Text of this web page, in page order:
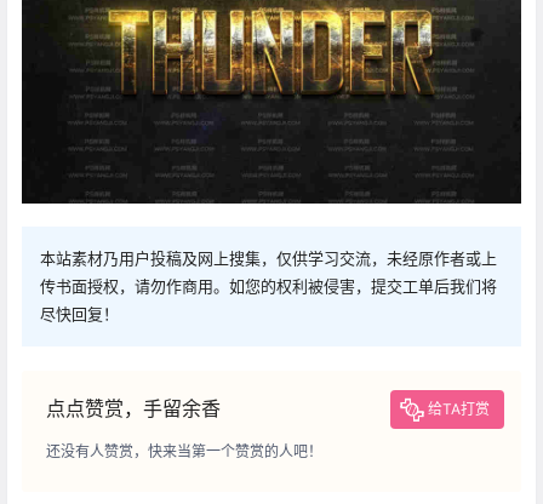
本站素材乃用户投稿及网上搜集，仅供学习交流，未经原作者或上
传书面授权，请勿作商用。如您的权利被侵害，提交工单后我们将
尽快回复！
点点赞赏，手留余香 给TA打赏
还没有人赞赏，快来当第一个赞赏的人吧！